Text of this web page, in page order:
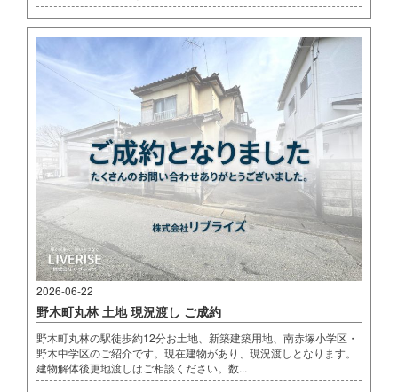
2026-06-22
野木町丸林 土地 現況渡し ご成約
野木町丸林の駅徒歩約12分お土地、新築建築用地、南赤塚小学区・
野木中学区のご紹介です。現在建物があり、現況渡しとなります。
建物解体後更地渡しはご相談ください。数...